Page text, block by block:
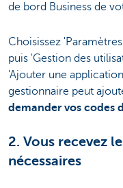
de bord Business de
Choisissez
puis 'Gestion des
'Ajouter une
gestionnaire peut
demander vos codes
2. Vous recevez
nécessaires